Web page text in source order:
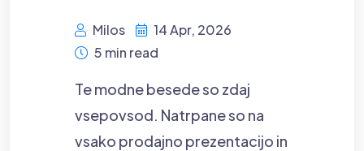
Milos
14 Apr, 2026
5 min read
Te modne besede so zdaj
vsepovsod. Natrpane so na
vsako prodajno prezentacijo in